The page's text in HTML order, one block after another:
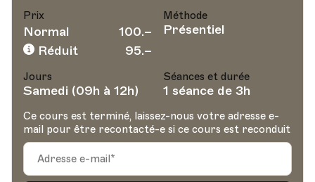
Prix
Normal
100.–
Réduit
95.–
Méthode
Présentiel
Jours
Samedi (09h à 12h)
Séances et durée
1 séance de 3h
Ce cours est terminé, laissez-nous votre adresse e-
mail pour être recontacté-e si ce cours est reconduit